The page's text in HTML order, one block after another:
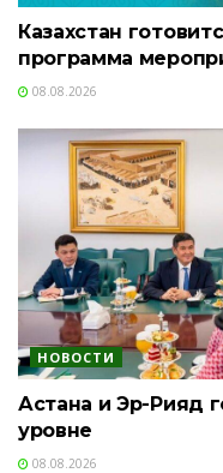
Казахстан
программа
08.08.2026
НОВОСТИ
Астана и Эр-Рияд
уровне
08.08.2026